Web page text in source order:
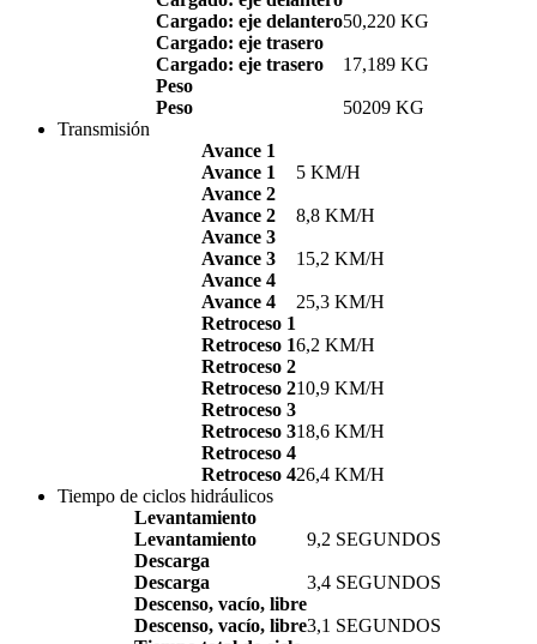
Cargado: eje delantero50,220 KG
Cargado: eje trasero
Cargado: eje trasero
17,189 KG
Peso
Peso
50209 KG
Transmisión
Avance 1
Avance 1
5 KM/H
Avance 2
Avance 2
8,8 KM/H
Avance 3
Avance 3
15,2 KM/H
Avance 4
Avance 4
25,3 KM/H
Retroceso 1
Retroceso 16,2 KM/H
Retroceso 2
Retroceso 210,9 KM/H
Retroceso 3
Retroceso 318,6 KM/H
Retroceso 4
Retroceso 426,4 KM/H
Tiempo de ciclos hidráulicos
Levantamiento
Levantamiento
9,2 SEGUNDOS
Descarga
Descarga
3,4 SEGUNDOS
Descenso, vacío, libre
Descenso, vacío, libre3,1 SEGUNDOS